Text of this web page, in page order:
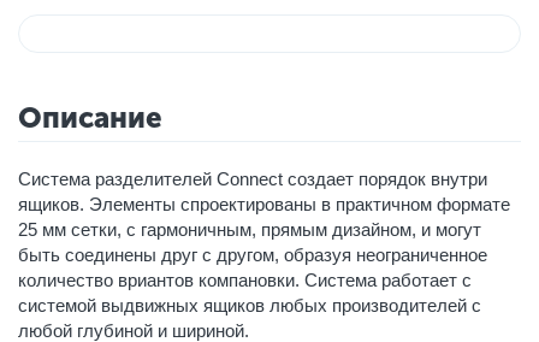
Описание
Система разделителей Connect создает порядок внутри
ящиков. Элементы спроектированы в практичном формате
25 мм сетки, с гармоничным, прямым дизайном, и могут
быть соединены друг с другом, образуя неограниченное
количество вриантов компановки. Система работает с
системой выдвижных ящиков любых производителей с
любой глубиной и шириной.